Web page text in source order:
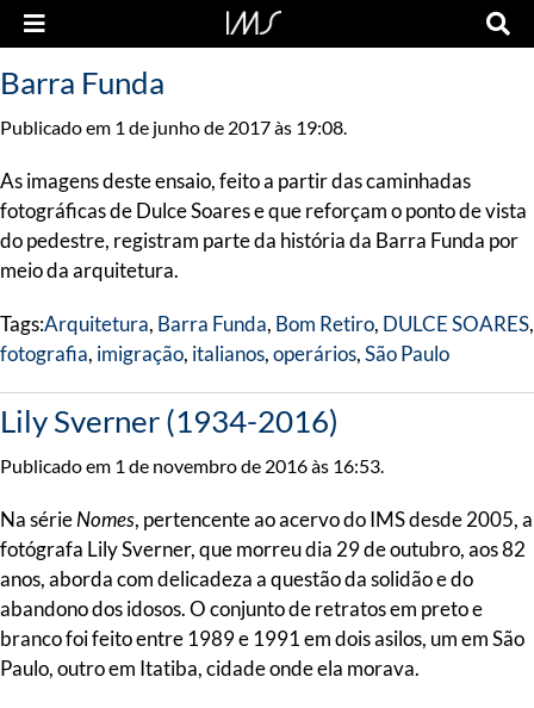
Barra Funda
Publicado em 1 de junho de 2017 às 19:08.
As imagens deste ensaio, feito a partir das caminhadas
fotográficas de Dulce Soares e que reforçam o ponto de vista
do pedestre, registram parte da história da Barra Funda por
meio da arquitetura.
Tags:Arquitetura, Barra Funda, Bom Retiro, DULCE SOARES,
fotografia, imigração, italianos,operários,São Paulo
Lily Sverner (1934-2016)
Publicado em 1 de novembro de 2016 às 16:53.
Na sérieNomes, pertencente ao acervo do IMS desde 2005, a
fotógrafa Lily Sverner, que morreu dia 29 de outubro, aos 82
anos, aborda com delicadeza a questão da solidão e do
abandono dos idosos. O conjunto de retratos em preto e
branco foi feito entre 1989 e 1991 em dois asilos, um em São
Paulo, outro em Itatiba, cidade onde ela morava.